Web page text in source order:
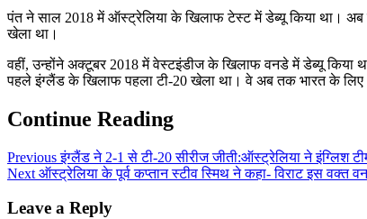
पंत ने साल 2018 में ऑस्ट्रेलिया के खिलाफ टेस्ट में डेब्यू किया था।
खेला था।
वहीं, उन्होंने अक्टूबर 2018 में वेस्टइंडीज के खिलाफ वनडे में डेब्यू
पहले इंग्लैंड के खिलाफ पहला टी-20 खेला था। वे अब तक भारत के
Continue Reading
Previousइंग्लैंड ने 2-1 से टी-20 सीरीज जीती:ऑस्ट्रेलिया ने इंग्लिश
Next ऑस्ट्रेलिया के पूर्व कप्तान स्टीव स्मिथ ने कहा- विराट इस वक्त
Leave a Reply